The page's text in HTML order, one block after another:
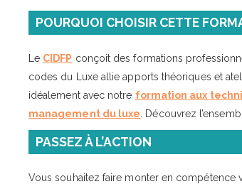
POURQUOI CHOISIR CETTE
Le CIDFP conçoit des formations
codes du Luxe allie apports théoriques et
idéalement avec notre formation aux
management du luxe . Découvrez
PASSEZ À L’ACTION
Vous souhaitez faire monter en compétence